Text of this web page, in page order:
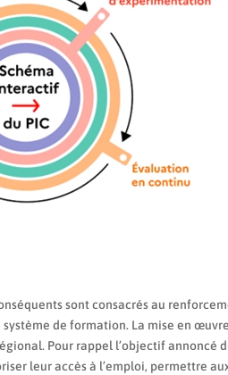
sont consacrés au
de formation. La mise en
Pour rappel l’objectif annoncé
leur accès à l’emploi, permettre